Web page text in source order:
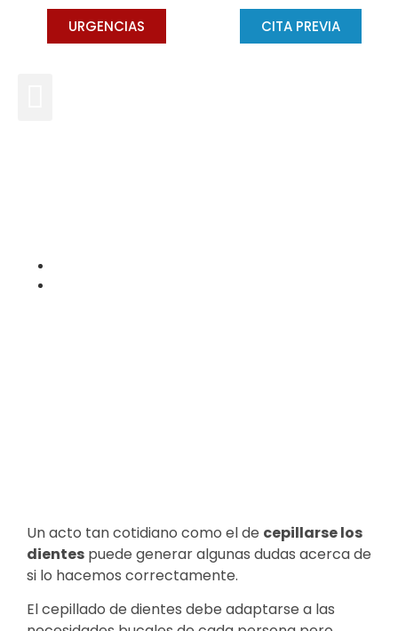
CITA PREVIA
URGENCIAS
Un acto tan cotidiano como el de cepillarse los
dientes puede generar algunas dudas acerca de
si lo hacemos correctamente.
El cepillado de dientes debe adaptarse a las